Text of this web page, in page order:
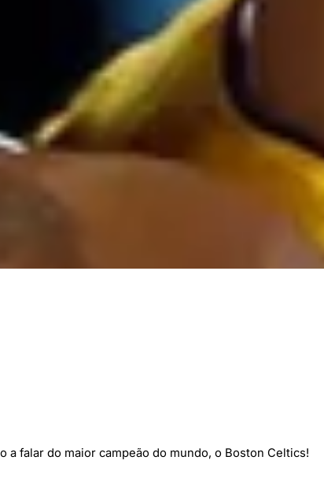
a falar do maior campeão do mundo, o Boston Celtics!